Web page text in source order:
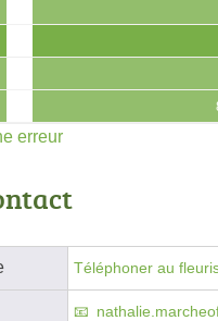
erreur
Téléphoner au